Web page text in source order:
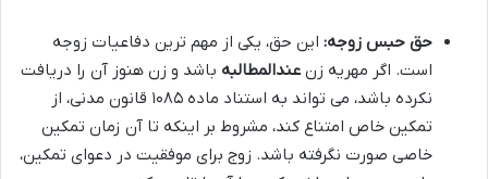
حق حبس زوجه: این حق، یکی از مهم ترین دفاعیات زوجه
است. اگر مهریه زن عندالمطالبه باشد و زن هنوز آن را دریافت
نکرده باشد، می تواند به استناد ماده ۱۰۸۵ قانون مدنی، از
تمکین خاص امتناع کند، مشروط بر اینکه تا آن زمان تمکین
خاصی صورت نگرفته باشد. زوج برای موفقیت در دعوای تمکین،